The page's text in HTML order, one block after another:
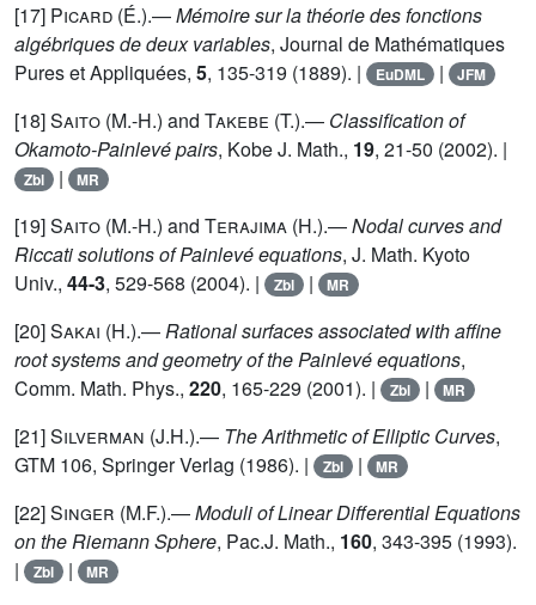
[17] Picard (É.).—Mémoire sur la théorie des fonctions
algébriques de deux variables, Journal de Mathématiques
Pures et Appliquées, 5, 135-319 (1889). | EuDML | JFM
[18]Saito (M.-H.) and Takebe (T.).— Classification of
Okamoto-Painlevé pairs, Kobe J. Math., 19, 21-50 (2002). |
Zbl | MR
[19]Saito (M.-H.) and Terajima (H.).—Nodal curves and
Riccati solutions of Painlevé equations, J. Math. Kyoto
Univ., 44-3, 529-568 (2004). | Zbl | MR
[20]Sakai (H.).—Rational surfaces associated with affine
root systems and geometry of the Painlevé equations,
Comm. Math. Phys., 220, 165-229 (2001). | Zbl | MR
[21]Silverman (J.H.).— The Arithmetic of Elliptic Curves,
GTM 106, Springer Verlag (1986). |
Zbl | MR
[22]Singer (M.F.).—Moduli of Linear Differential Equations
on the Riemann Sphere, Pac.J. Math., 160, 343-395 (1993).
|
Zbl | MR